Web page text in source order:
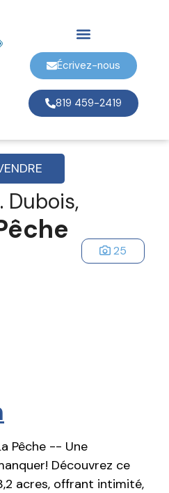
Écrivez-nous
819 459-2419
Dubois,
25
Pêche -- Une
Découvrez ce
acres, offrant intimité,